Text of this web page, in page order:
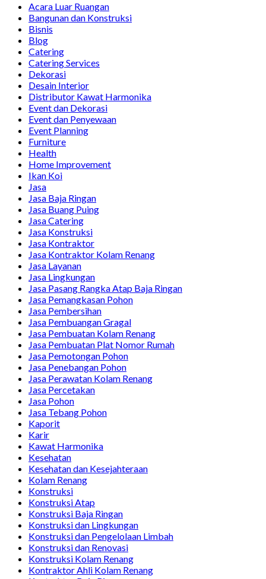
Acara Luar Ruangan
Bangunan dan Konstruksi
Bisnis
Blog
Catering
Catering Services
Dekorasi
Desain Interior
Distributor Kawat Harmonika
Event dan Dekorasi
Event dan Penyewaan
Event Planning
Furniture
Health
Home Improvement
Ikan Koi
Jasa
Jasa Baja Ringan
Jasa Buang Puing
Jasa Catering
Jasa Konstruksi
Jasa Kontraktor
Jasa Kontraktor Kolam Renang
Jasa Layanan
Jasa Lingkungan
Jasa Pasang Rangka Atap Baja Ringan
Jasa Pemangkasan Pohon
Jasa Pembersihan
Jasa Pembuangan Gragal
Jasa Pembuatan Kolam Renang
Jasa Pembuatan Plat Nomor Rumah
Jasa Pemotongan Pohon
Jasa Penebangan Pohon
Jasa Perawatan Kolam Renang
Jasa Percetakan
Jasa Pohon
Jasa Tebang Pohon
Kaporit
Karir
Kawat Harmonika
Kesehatan
Kesehatan dan Kesejahteraan
Kolam Renang
Konstruksi
Konstruksi Atap
Konstruksi Baja Ringan
Konstruksi dan Lingkungan
Konstruksi dan Pengelolaan Limbah
Konstruksi dan Renovasi
Konstruksi Kolam Renang
Kontraktor Ahli Kolam Renang